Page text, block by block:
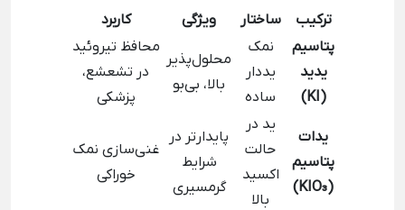
ترکیب ساختار ویژگی
کاربرد
پتاسیم
یدید
(KI)
نمک
یددار
ساده
محلول‌پذیر
بالا، بی‌بو
محافظ تیروئید
در تشعشع،
پزشکی
یدات
پتاسیم
(KIO₃)
ید در
حالت
اکسید
بالا
پایدارتر در
شرایط
گرمسیری
غنی‌سازی نمک
خوراکی